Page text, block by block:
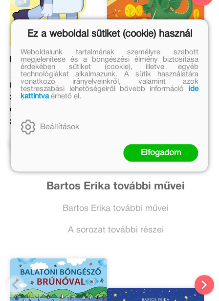
Bluey – Szia, Bluey!
Eredeti ár:
3 699 Ft
Online ár:
3 033 Ft
33 mese nagyobbaknak
Boldizsár Ildikó
Kosárba
Bartos Erika további művei
Bartos Erika további művei
A sorozat további részei
Ez a weboldal sütiket (cookie) használ
Weboldalunk tartalmának személyre szabott
megjelenítése és a böngészési élmény biztosítása
érdekében sütiket (cookie), illetve egyéb
technológiákat alkalmazunk. A sütik használatára
vonatkozó irányelveinkről, valamint azok
testreszabási lehetőségeiről bővebb információ
ide
kattintvaérhető el.
Beállítások
Elfogadom